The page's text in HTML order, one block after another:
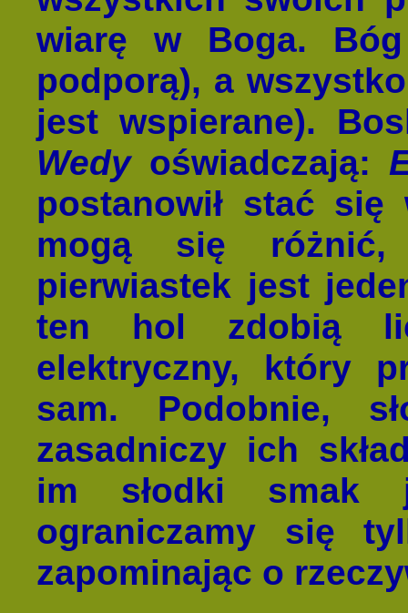
wiarę w Boga.
podporą), a
jest wspierane).
Wedyoświadczają:
postanowił stać
mogą się
pierwiastek jest
ten hol zdobią
elektryczny, który
sam. Podobnie,
zasadniczy ich
im słodki smak
ograniczamy się
zapominając o